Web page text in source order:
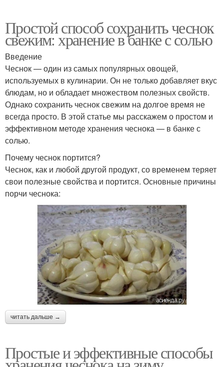
Простой способ сохранить чеснок
свежим: хранение в банке с солью
Введение
Чеснок — один из самых популярных овощей,
используемых в кулинарии. Он не только добавляет вкус
блюдам, но и обладает множеством полезных свойств.
Однако сохранить чеснок свежим на долгое время не
всегда просто. В этой статье мы расскажем о простом и
эффективном методе хранения чеснока — в банке с
солью.
Почему чеснок портится?
Чеснок, как и любой другой продукт, со временем теряет
свои полезные свойства и портится. Основные причины
порчи чеснока:
читать дальше →
Простые и эффективные способы